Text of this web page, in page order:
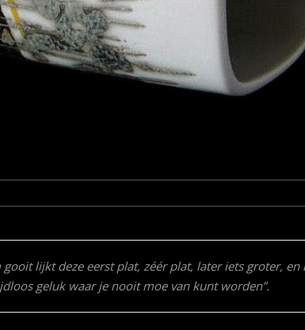
gooit lijkt deze eerst plat, zéér plat, later iets groter,
geluk waar je nooit moe van kunt worden”.